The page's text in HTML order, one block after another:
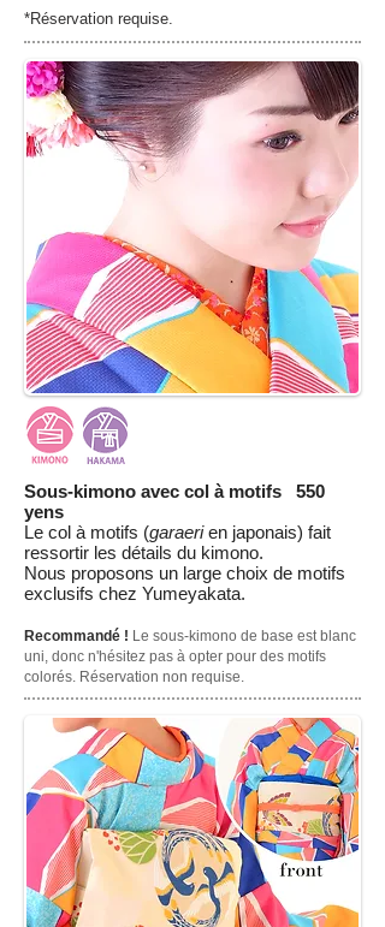
*Réservation requise.
Sous-kimono avec col à motifs 550
yens
Le col à motifs (garaerien japonais) fait
ressortir les détails du kimono.
Nous proposons un large choix de motifs
exclusifs chez Yumeyakata.
Recommandé ! Le sous-kimono de base est blanc
uni, donc n'hésitez pas à opter pour des motifs
colorés. Réservation non requise.